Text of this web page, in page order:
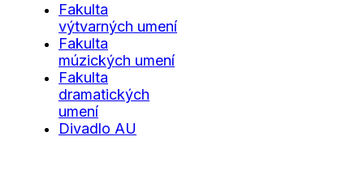
Fakulta
výtvarných umení
Fakulta
múzických umení
Fakulta
dramatických
umení
Divadlo AU